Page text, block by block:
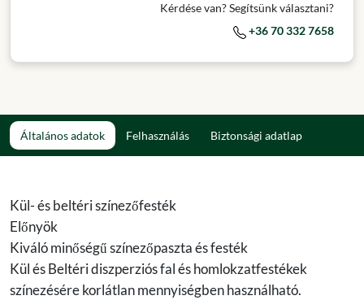
Kérdése van? Segítsünk választani?
+36 70 332 7658
Általános adatok Felhasználás Biztonsági adatlap
Kül- és beltéri színezőfesték
Előnyök
Kiváló minőségű színezőpaszta és festék
Kül és Beltéri diszperziós fal és homlokzatfestékek
színezésére korlátlan mennyiségben használható.